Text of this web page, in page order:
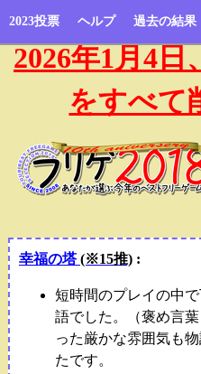
2023投票 ヘルプ 過去の結果
2026年1月4
をすべて
幸福の塔(※15推):
短時間のプレイの中
語でした。（褒め言
った厳かな雰囲気も
たです。